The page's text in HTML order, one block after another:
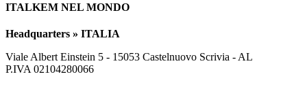
ITALKEM NEL MONDO
Headquarters » ITALIA
Viale Albert Einstein 5 - 15053 Castelnuovo Scrivia - AL
P.IVA 02104280066